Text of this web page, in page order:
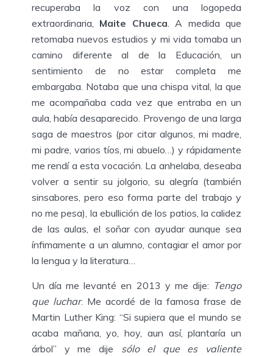
recuperaba la voz con una logopeda
extraordinaria, Maite Chueca . A medida que
retomaba nuevos estudios y mi vida tomaba un
camino diferente al de la Educación, un
sentimiento de no estar completa me
embargaba. Notaba que una chispa vital, la que
me acompañaba cada vez que entraba en un
aula, había desaparecido. Provengo de una larga
saga de maestros (por citar algunos, mi madre,
mi padre, varios tíos, mi abuelo…) y rápidamente
me rendí a esta vocación. La anhelaba, deseaba
volver a sentir su jolgorio, su alegría (también
sinsabores, pero eso forma parte del trabajo y
no me pesa), la ebullición de los patios, la calidez
de las aulas, el soñar con ayudar aunque sea
ínfimamente a un alumno, contagiar el amor por
la lengua y la literatura…
Un día me levanté en 2013 y me dije: Tengo
que luchar. Me acordé de la famosa frase de
Martin Luther King: “Si supiera que el mundo se
acaba mañana, yo, hoy, aun así, plantaría un
árbol” y me dije sólo el que es valiente